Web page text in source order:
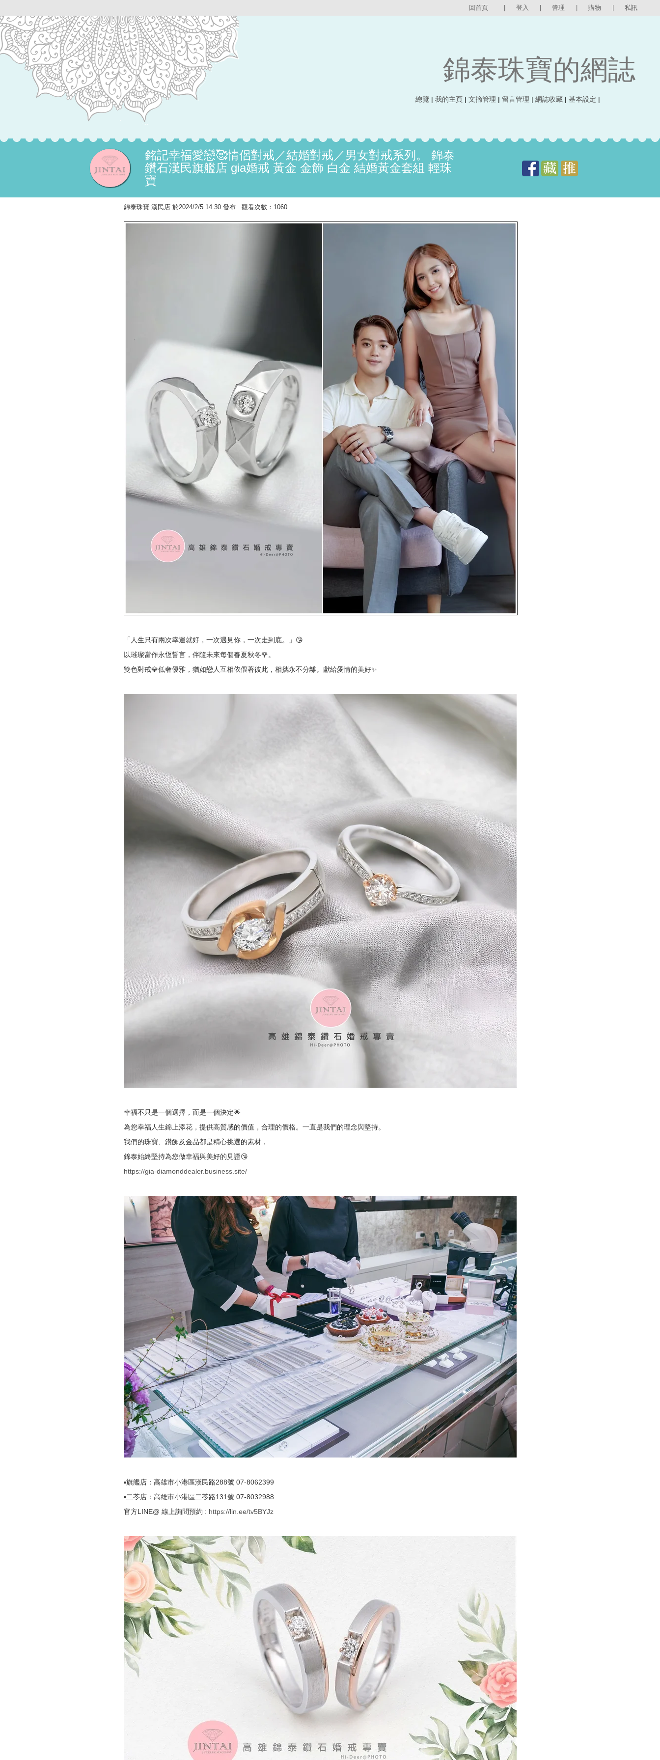
回首頁 登入 管理 購物 私訊
錦泰珠寶的網誌
總覽 | 我的主頁 | 文摘管理 | 留言管理 | 網誌收藏 | 基本設定 |
銘記幸福愛戀🥰情侶對戒／結婚對戒／男女對戒系列。 錦泰
鑽石漢民旗艦店 gia婚戒 黃金 金飾 白金 結婚黃金套組 輕珠
寶
錦泰珠寶 漢民店 於2024/2/5 14:30 發布 觀看次數：1060
「人生只有兩次幸運就好，一次遇見你，一次走到底。」😘
以璀璨當作永恆誓言，伴隨未來每個春夏秋冬🌹。
雙色對戒💎低奢優雅，猶如戀人互相依偎著彼此，相攜永不分離。獻給愛情的美好✨
幸福不只是一個選擇，而是一個決定🌟
為您幸福人生錦上添花，提供高質感的價值，合理的價格。一直是我們的理念與堅持。
我們的珠寶、鑽飾及金品都是精心挑選的素材，
錦泰始終堅持為您做幸福與美好的見證😘
https://gia-diamonddealer.business.site/
▪️旗艦店：高雄市小港區漢民路288號 07-8062399
▪️二苓店：高雄市小港區二苓路131號 07-8032988
官方LINE@ 線上詢問預約 : https://lin.ee/tv5BYJz